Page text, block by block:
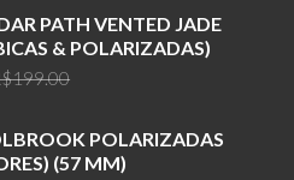
was:
R$199.00.
is:
R$179.00.
PATH VENTED JADE
& POLARIZADAS)
199.00
was:
R$199.00.
is:
R$179.00.
POLARIZADAS
(57 MM)